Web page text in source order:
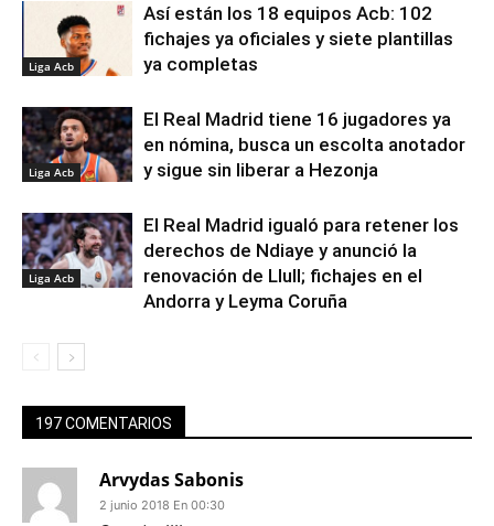
Liga Acb
Así están los 18 equipos Acb: 102
fichajes ya oficiales y siete plantillas
ya completas
Liga Acb
El Real Madrid tiene 16 jugadores ya
en nómina, busca un escolta anotador
y sigue sin liberar a Hezonja
Liga Acb
El Real Madrid igualó para retener los
derechos de Ndiaye y anunció la
renovación de Llull; fichajes en el
Andorra y Leyma Coruña
197 COMENTARIOS
Arvydas Sabonis
2 junio 2018 En 00:30